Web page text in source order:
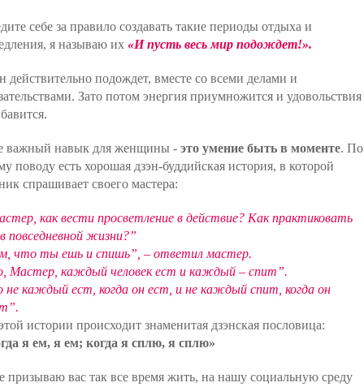
себе за правило создавать такие периоды отдыха и
я называю их «И пусть весь мир подождет!».
действительно подождет, вместе со всеми делами и
Зато потом энергия приумножится и удовольствия
важный навык для женщины - это умение быть в моменте. По
поводу есть хорошая дзэн-буддийская история, в которой
спрашивает своего мастера:
как вести просветление в действие? Как практиковать
повседневной жизни?”
что ты ешь и спишь”, – ответил мастер.
Мастер, каждый человек ест и каждый – спит”.
не каждый ест, когда он ест, и не каждый спит, когда он
истории происходит знаменитая дзэнская пословица:
я ем, я ем; когда я сплю, я сплю»
призываю вас так все время жить, на нашу социальную среду